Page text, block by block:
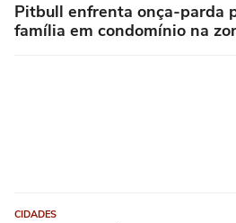
Pitbull enfrenta onça-parda
família em condomínio na
CIDADES